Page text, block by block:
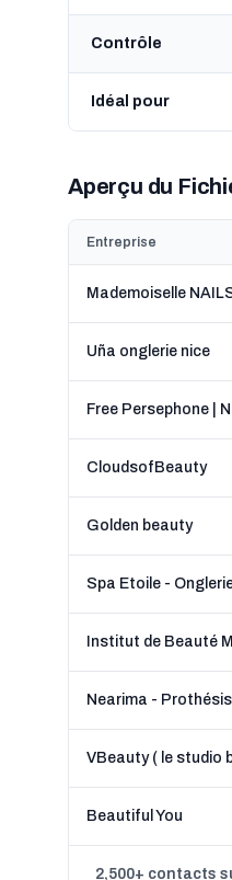
Contrôle
Idéal pour
Aperçu du
Entreprise
Mademoiselle
Uña onglerie nice
CloudsofBeauty
Golden beauty
Institut de Beauté
VBeauty ( le studio
Beautiful You
2,500+ contacts